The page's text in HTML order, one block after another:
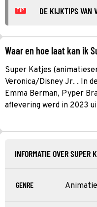
TIP DE KIJKTIPS VAN
Waar en hoe laat kan ik
Super Katjes
Veronica/Disney Jr. . In
Emma Berman, Pyper
aflevering werd in 2023
INFORMATIE OVER SUPER
GENRE